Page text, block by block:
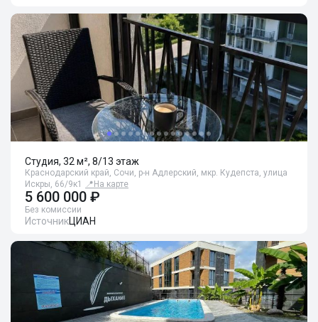
Студия, 32 м², 8/13 этаж
Краснодарский край, Сочи, р-н Адлерский, мкр. Кудепста, улица
Искры, 66/9к1
📍 На карте
5 600 000 ₽
Без комиссии
ИсточникЦИАН